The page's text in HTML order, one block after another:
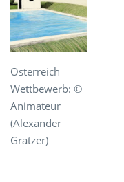
Österreich
Wettbewerb: ©
Animateur
(Alexander
Gratzer)